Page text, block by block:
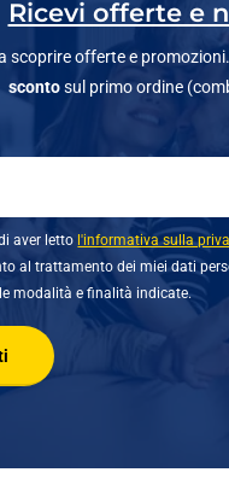
Ricevi offerte e
scoprire offerte e
scontosul primo ordine
aver letto l'informativa sulla
al trattamento dei miei dati
modalità e finalità indicate.